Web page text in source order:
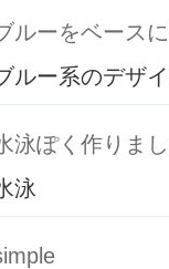
ルーをベース
ルー系のデザイ
泳ぽく作りま
泳